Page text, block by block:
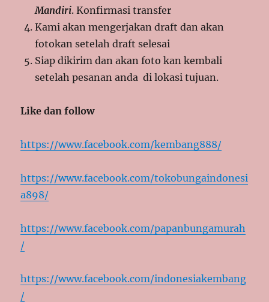
Mandiri. Konfirmasi transfer
Kami akan mengerjakan draft dan akan
fotokan setelah draft selesai
Siap dikirim dan akan foto kan kembali
setelah pesanan anda di lokasi tujuan.
Like dan follow
https://www.facebook.com/kembang888/
https://www.facebook.com/tokobungaindonesi
a898/
https://www.facebook.com/papanbungamurah
/
https://www.facebook.com/indonesiakembang
/